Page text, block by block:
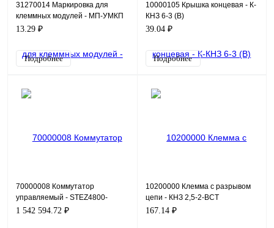
31270014 Маркировка для
клеммных модулей - МП-УМКП
12
13.29 ₽
Подробнее
10000105 Крышка концевая - К-
КНЗ 6-3 (В)
39.04 ₽
Подробнее
70000008 Коммутатор
управляемый - STEZ4800-
24GSFP-4G-L2
1 542 594.72 ₽
10200000 Клемма с разрывом
цепи - КНЗ 2,5-2-ВСТ
167.14 ₽